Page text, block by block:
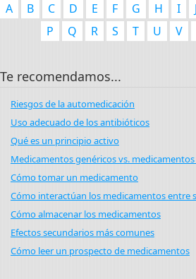
A B C D E F G H I J
P
Q R S T U V
Te recomendamos...
Riesgos de la automedicación
Uso adecuado de los antibióticos
Qué es un principio activo
Medicamentos genéricos vs.
Cómo tomar un medicamento
Cómo interactúan los medicamentos entre
Cómo almacenar los medicamentos
Efectos secundarios más comunes
Cómo leer un prospecto de medicamentos